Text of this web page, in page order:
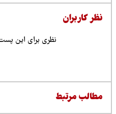
کاربران
نظری برای این پست
مرتبط